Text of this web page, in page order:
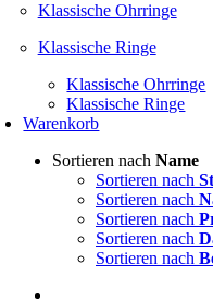
Klassische Ohrringe
Klassische Ringe
Klassische Ohrringe
Klassische Ringe
Warenkorb
Sortieren nach Name
Sortieren nach
Sortieren nach
Sortieren nach
Sortieren nach
Sortieren nach